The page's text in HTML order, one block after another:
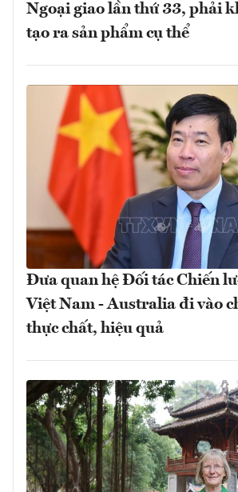
Ngoại giao lần thứ 33, phải
tạo ra sản phẩm cụ thể
Đưa quan hệ Đối tác Chiến
Việt Nam - Australia đi vào
thực chất, hiệu quả